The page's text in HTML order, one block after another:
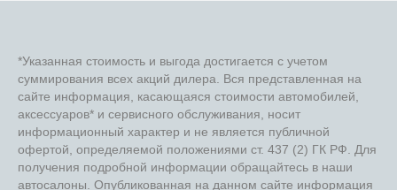
*Указанная стоимость и выгода достигается с учетом
суммирования всех акций дилера. Вся представленная на
сайте информация, касающаяся стоимости автомобилей,
аксессуаров* и сервисного обслуживания, носит
информационный характер и не является публичной
офертой, определяемой положениями ст. 437 (2) ГК РФ. Для
получения подробной информации обращайтесь в наши
автосалоны. Опубликованная на данном сайте информация